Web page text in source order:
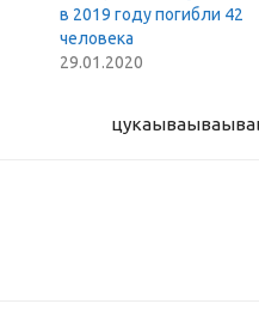
в 2019 году погибли 42
человека
29.01.2020
цукаыва